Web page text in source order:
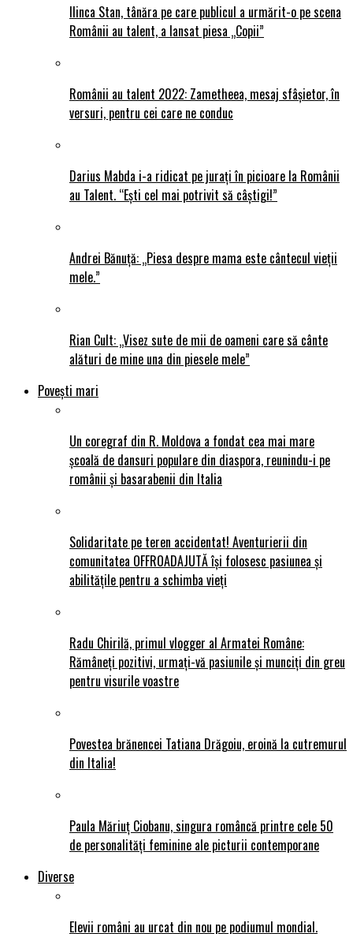
Ilinca Stan, tânăra pe care publicul a urmărit-o pe scena
Românii au talent, a lansat piesa „Copii”
Românii au talent 2022: Zametheea, mesaj sfâșietor, în
versuri, pentru cei care ne conduc
Darius Mabda i-a ridicat pe jurați în picioare la Românii
au Talent. “Ești cel mai potrivit să câștigi!”
Andrei Bănuță: „Piesa despre mama este cântecul vieții
mele.”
Rian Cult: „Visez sute de mii de oameni care să cânte
alături de mine una din piesele mele”
Povești mari
Un coregraf din R. Moldova a fondat cea mai mare
școală de dansuri populare din diaspora, reunindu-i pe
românii și basarabenii din Italia
Solidaritate pe teren accidentat! Aventurierii din
comunitatea OFFROADAJUTĂ își folosesc pasiunea și
abilitățile pentru a schimba vieți
Radu Chirilă, primul vlogger al Armatei Române:
Rămâneți pozitivi, urmați-vă pasiunile și munciți din greu
pentru visurile voastre
Povestea brănencei Tatiana Drăgoiu, eroină la cutremurul
din Italia!
Paula Măriuț Ciobanu, singura româncă printre cele 50
de personalități feminine ale picturii contemporane
Diverse
Elevii români au urcat din nou pe podiumul mondial.